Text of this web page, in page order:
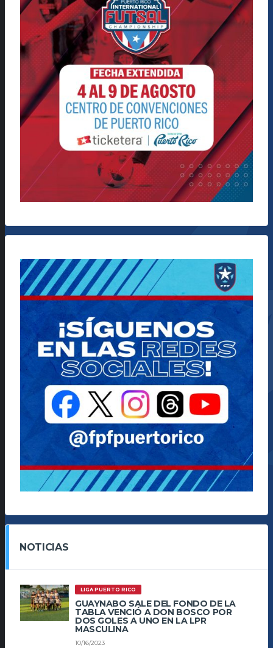
NOTICIAS
LIGA PUERTO RICO
GUAYNABO SALE DEL FONDO DE LA
TABLA VENCIÓ A DON BOSCO POR
DOS GOLES A UNO EN LA LPR
MASCULINA
10/16/2023